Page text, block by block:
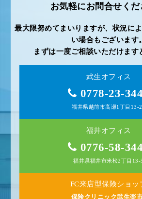
お気軽にお問合せくだ
最大限努めてまいりますが、状況に
い場合もございます。
まずは一度ご相談いただけます
武生オフィス
0778-23-
福井県越前市高瀬1丁目13-
福井オフィス
0776-58-
福井県福井市米松2丁目13-
FC来店型保険ショッ
保険クリニック武生楽